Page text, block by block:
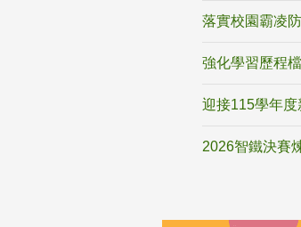
落實校園霸凌
強化學習歷程
迎接115學年
2026智鐵決賽